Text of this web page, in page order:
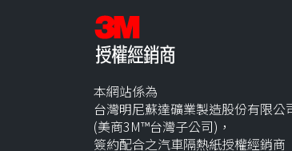
本網站係為
台灣明尼蘇達礦業製造股份有限公
(美商3M™台灣子公司)，
簽約配合之汽車隔熱紙授權經銷商